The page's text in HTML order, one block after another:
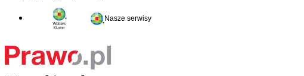
Nasze serwisy